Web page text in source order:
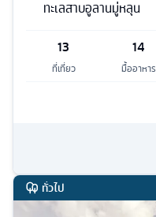
ทะเลสาบอูลานมู่หลุน
13
ที่เที่ยว
14
มื้ออาหาร
ทั่วไป